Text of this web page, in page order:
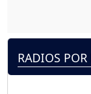
RADIOS